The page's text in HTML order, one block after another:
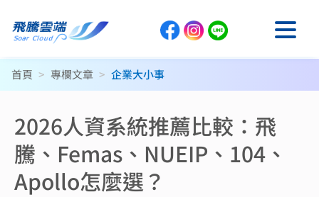
首頁 > 專欄文章 > 企業大小事
2026人資系統推薦比較：飛
騰、Femas、NUEIP、104、
Apollo怎麼選？